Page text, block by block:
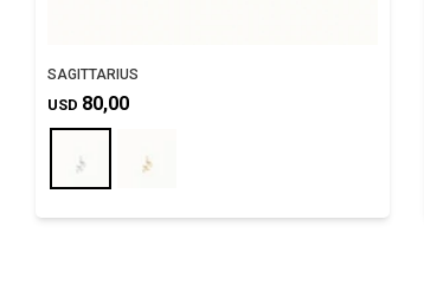
SAGITTARIUS
USD 80,00